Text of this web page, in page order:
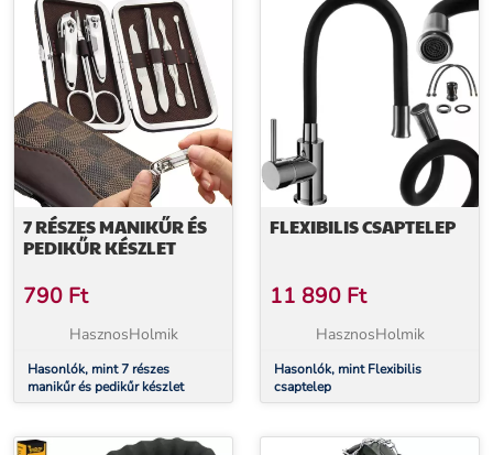
7 RÉSZES MANIKŰR ÉS
PEDIKŰR KÉSZLET
790 Ft
HasznosHolmik
Hasonlók, mint 7 részes
manikűr és pedikűr készlet
FLEXIBILIS CSAPTELEP
11 890 Ft
HasznosHolmik
Hasonlók, mint Flexibilis
csaptelep